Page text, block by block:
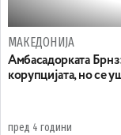
МАКЕДОНИЈА
Амбасадорката
корупцијата, но се
пред 4 години